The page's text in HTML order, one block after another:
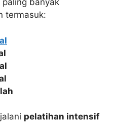
paling banyak
termasuk:
pelatihan intensif